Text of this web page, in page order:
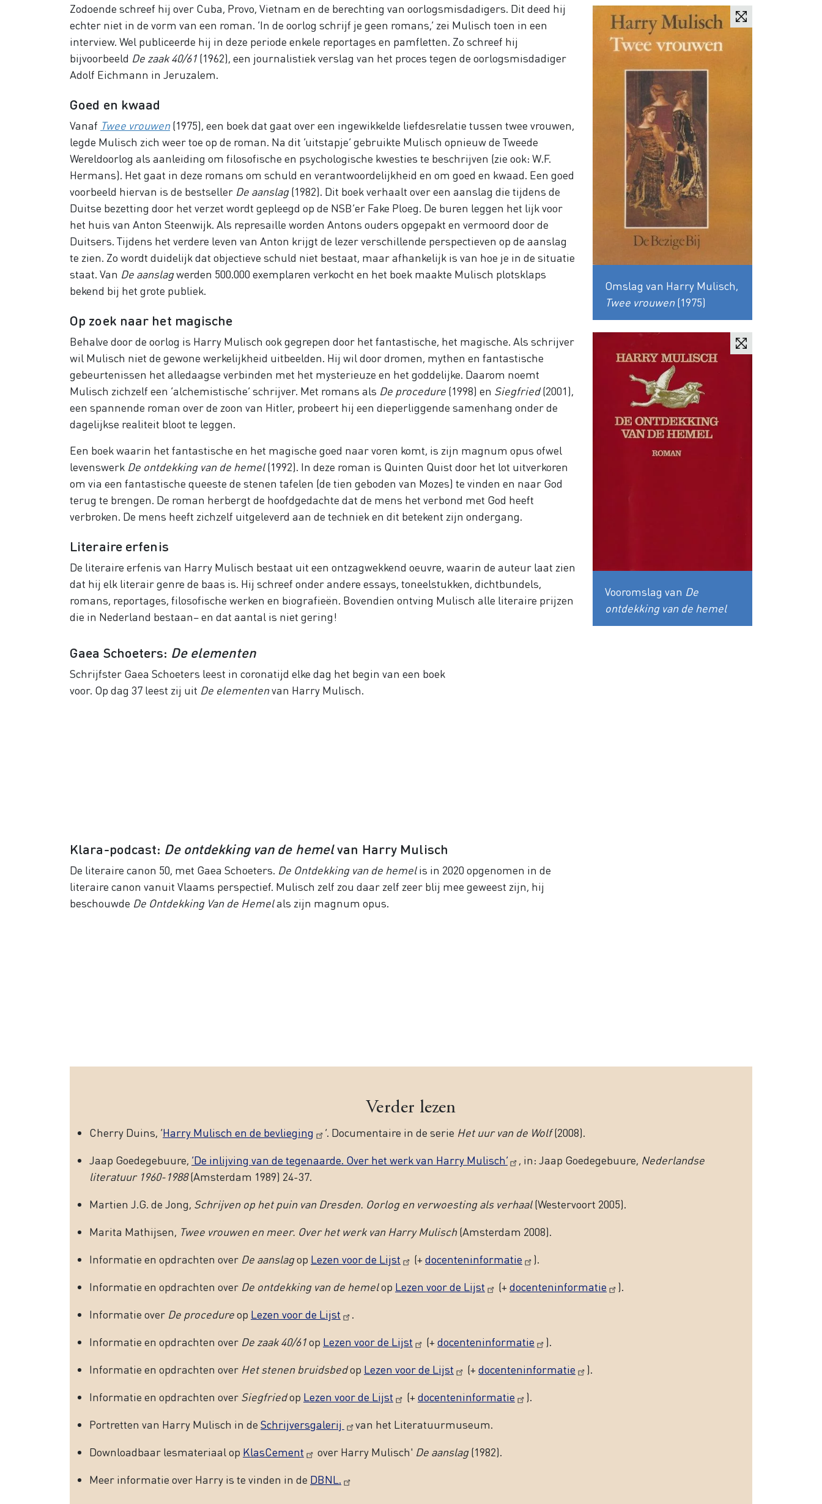
Zodoende schreef hij over Cuba, Provo, Vietnam en de berechting van oorlogsmisdadigers. Dit deed hij
echter niet in de vorm van een roman. ‘In de oorlog schrijf je geen romans,’ zei Mulisch toen in een
interview. Wel publiceerde hij in deze periode enkele reportages en pamfletten. Zo schreef hij
bijvoorbeeld De zaak 40/61 (1962), een journalistiek verslag van het proces tegen de oorlogsmisdadiger
Adolf Eichmann in Jeruzalem.
Goed en kwaad
Vanaf Twee vrouwen(1975), een boek dat gaat over een ingewikkelde liefdesrelatie tussen twee vrouwen,
legde Mulisch zich weer toe op de roman. Na dit ‘uitstapje’ gebruikte Mulisch opnieuw de Tweede
Wereldoorlog als aanleiding om filosofische en psychologische kwesties te beschrijven (zie ook: W.F.
Hermans). Het gaat in deze romans om schuld en verantwoordelijkheid en om goed en kwaad. Een goed
voorbeeld hiervan is de bestseller De aanslag(1982). Dit boek verhaalt over een aanslag die tijdens de
Duitse bezetting door het verzet wordt gepleegd op de NSB’er Fake Ploeg. De buren leggen het lijk voor
het huis van Anton Steenwijk. Als represaille worden Antons ouders opgepakt en vermoord door de
Duitsers. Tijdens het verdere leven van Anton krijgt de lezer verschillende perspectieven op de aanslag
te zien. Zo wordt duidelijk dat objectieve schuld niet bestaat, maar afhankelijk is van hoe je in de situatie
staat. Van De aanslagwerden 500.000 exemplaren verkocht en het boek maakte Mulisch plotsklaps
bekend bij het grote publiek.
Op zoek naar het magische
Behalve door de oorlog is Harry Mulisch ook gegrepen door het fantastische, het magische. Als schrijver
wil Mulisch niet de gewone werkelijkheid uitbeelden. Hij wil door dromen, mythen en fantastische
gebeurtenissen het alledaagse verbinden met het mysterieuze en het goddelijke. Daarom noemt
Mulisch zichzelf een ‘alchemistische’ schrijver. Met romans als De procedure (1998) en Siegfried(2001),
een spannende roman over de zoon van Hitler, probeert hij een dieperliggende samenhang onder de
dagelijkse realiteit bloot te leggen.
Een boek waarin het fantastische en het magische goed naar voren komt, is zijn magnum opus ofwel
levenswerk De ontdekking van de hemel(1992). In deze roman is Quinten Quist door het lot uitverkoren
om via een fantastische queeste de stenen tafelen (de tien geboden van Mozes) te vinden en naar God
terug te brengen. De roman herbergt de hoofdgedachte dat de mens het verbond met God heeft
verbroken. De mens heeft zichzelf uitgeleverd aan de techniek en dit betekent zijn ondergang.
Literaire erfenis
De literaire erfenis van Harry Mulisch bestaat uit een ontzagwekkend oeuvre, waarin de auteur laat zien
dat hij elk literair genre de baas is. Hij schreef onder andere essays, toneelstukken, dichtbundels,
romans, reportages, filosofische werken en biografieën. Bovendien ontving Mulisch alle literaire prijzen
die in Nederland bestaan– en dat aantal is niet gering!
Gaea Schoeters: De elementen
Schrijfster Gaea Schoeters leest in coronatijd elke dag het begin van een boek
voor. Op dag 37 leest zij uit De elementenvan Harry Mulisch.
Klara-podcast: De ontdekking van de hemelvan Harry Mulisch
De literaire canon 50, met Gaea Schoeters. De Ontdekking van de hemelis in 2020 opgenomen in de
literaire canon vanuit Vlaams perspectief. Mulisch zelf zou daar zelf zeer blij mee geweest zijn, hij
beschouwde De Ontdekking Van de Hemelals zijn magnum opus.
Omslag van Harry Mulisch,
Twee vrouwen(1975)
Vooromslag van De
ontdekking van de hemel
Verder lezen
Cherry Duins, ‘Harry Mulisch en de bevlieging ’. Documentaire in de serie Het uur van de Wolf(2008).
Jaap Goedegebuure, ‘De inlijving van de tegenaarde. Over het werk van Harry Mulisch’ , in: Jaap Goedegebuure, Nederlandse
literatuur 1960-1988(Amsterdam 1989) 24-37.
Martien J.G. de Jong, Schrijven op het puin van Dresden. Oorlog en verwoesting als verhaal(Westervoort 2005).
Marita Mathijsen, Twee vrouwen en meer. Over het werk van Harry Mulisch(Amsterdam 2008).
Informatie en opdrachten over De aanslagop Lezen voor de Lijst (+docenteninformatie
).
Informatie en opdrachten over De ontdekking van de hemelop Lezen voor de Lijst (+docenteninformatie
).
Informatie over De procedureop Lezen voor de Lijst
.
Informatie en opdrachten over De zaak 40/61op Lezen voor de Lijst (+docenteninformatie
).
Informatie en opdrachten over Het stenen bruidsbedop Lezen voor de Lijst (+docenteninformatie
).
Informatie en opdrachten over Siegfriedop Lezen voor de Lijst (+docenteninformatie
).
Portretten van Harry Mulisch in de Schrijversgalerij
van het Literatuurmuseum.
Downloadbaar lesmateriaal op KlasCement over Harry Mulisch' De aanslag(1982).
Meer informatie over Harry is te vinden in de DBNL.